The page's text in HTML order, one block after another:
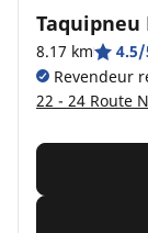
Taquipneu
8.17 km 4.5/
Revendeur
22 - 24 Route